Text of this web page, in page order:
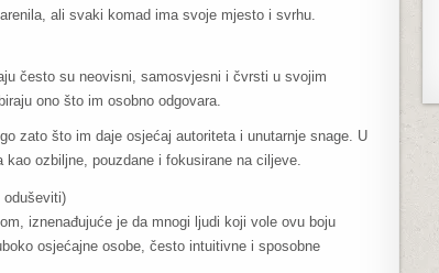
ali svaki komad ima svoje mjesto i svrhu.
često su neovisni, samosvjesni i čvrsti u svojim
ono što im osobno odgovara.
zato što im daje osjećaj autoriteta i unutarnje snage. U
ozbiljne, pouzdane i fokusirane na ciljeve.
oduševiti)
iznenađujuće je da mnogi ljudi koji vole ovu boju
osjećajne osobe, često intuitivne i sposobne